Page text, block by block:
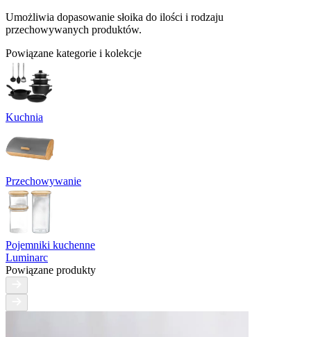
Umożliwia dopasowanie słoika do ilości i rodzaju
przechowywanych produktów.
Powiązane kategorie i kolekcje
Kuchnia
Przechowywanie
Pojemniki kuchenne
Luminarc
Powiązane produkty